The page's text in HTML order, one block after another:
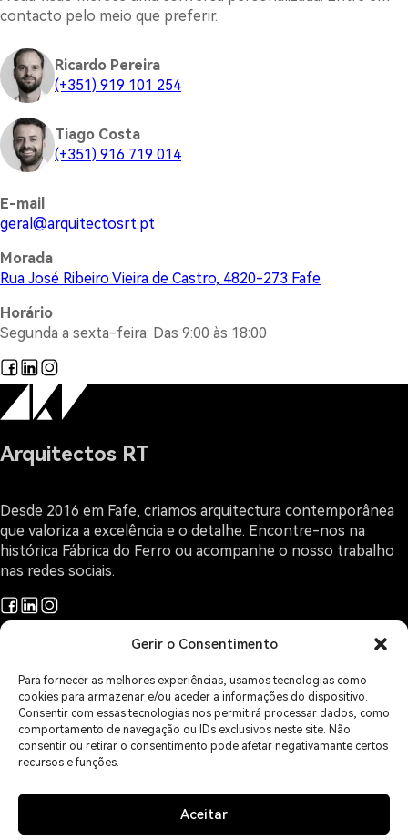
Gerir o Consentimento
Para fornecer as melhores experiências, usamos tecnologias como
cookies para armazenar e/ou aceder a informações do dispositivo.
Consentir com essas tecnologias nos permitirá processar dados, como
comportamento de navegação ou IDs exclusivos neste site. Não
consentir ou retirar o consentimento pode afetar negativamante certos
recursos e funções.
Aceitar
contacto pelo meio que preferir.
Ricardo Pereira
(+351) 919 101 254
Tiago Costa
(+351) 916 719 014
E-mail
tp.trsotcetiuqra
@lareg
Morada
Rua José Ribeiro Vieira de Castro, 4820-273 Fafe
Horário
Segunda a sexta-feira: Das 9:00 às 18:00
Arquitectos RT
Desde 2016 em Fafe, criamos arquitectura contemporânea
que valoriza a excelência e o detalhe. Encontre-nos na
histórica Fábrica do Ferro ou acompanhe o nosso trabalho
nas redes sociais.
Arquitectura e Design
O Gabinete
Sobre Arquitectura
Contactos
Áreas de Serviço
Política de Privacidade
Política de Cookies
Isenção de Responsabilidade
Imprint